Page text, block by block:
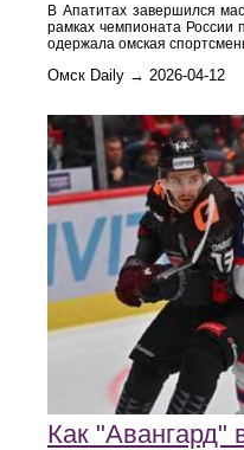
В Апатитах завершился
рамках чемпионата России
одержала омская
Омск Daily → 2026-04-12
Как "Авангард"